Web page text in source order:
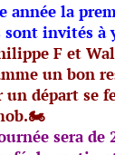
année la
invités à
F et
un bon
un départ se
sera